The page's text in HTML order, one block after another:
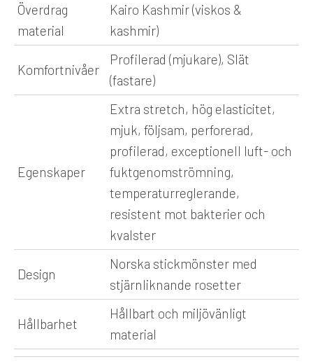
Överdrag
material
Kairo Kashmir (viskos &
kashmir)
Komfortnivåer
Profilerad (mjukare), Slät
(fastare)
Egenskaper
Extra stretch, hög elasticitet,
mjuk, följsam, perforerad,
profilerad, exceptionell luft- och
fuktgenomströmning,
temperaturreglerande,
resistent mot bakterier och
kvalster
Design
Norska stickmönster med
stjärnliknande rosetter
Hållbarhet
Hållbart och miljövänligt
material